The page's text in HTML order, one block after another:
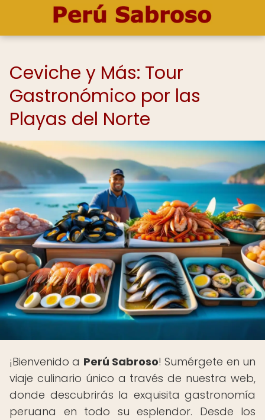
Ceviche y Más: Tour
Gastronómico por las
Playas del Norte
¡Bienvenido a Perú Sabroso! Sumérgete en un
viaje culinario único a través de nuestra web,
donde descubrirás la exquisita gastronomía
peruana en todo su esplendor. Desde los